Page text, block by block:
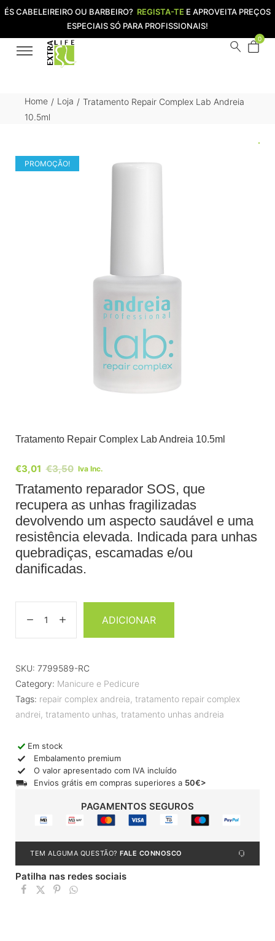
ÉS CABELEIREIRO OU BARBEIRO? REGISTA-TE E APROVEITA PREÇOS
ESPECIAIS SÓ PARA PROFISSIONAIS!
0
Home / Loja / Tratamento Repair Complex Lab Andreia
10.5ml
PROMOÇÃO!
Tratamento Repair Complex Lab Andreia 10.5ml
€3,50
€3,01 Iva Inc.
Tratamento reparador SOS, que
recupera as unhas fragilizadas
devolvendo um aspecto saudável e uma
resistência elevada. Indicada para unhas
quebradiças, escamadas e/ou
danificadas.
ADICIONAR
SKU: 7799589-RC
Category: Manicure e Pedicure
Tags: repair complex andreia, tratamento repair complex
andrei, tratamento unhas, tratamento unhas andreia
Em stock
Embalamento premium
O valor apresentado com IVA incluído
Envios grátis em compras superiores a 50€>
PAGAMENTOS SEGUROS
TEM ALGUMA QUESTÃO? FALE CONNOSCO
Patilha nas redes sociais